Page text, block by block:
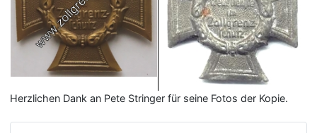
Herzlichen Dank an Pete Stringer für seine Fotos der Kopie.